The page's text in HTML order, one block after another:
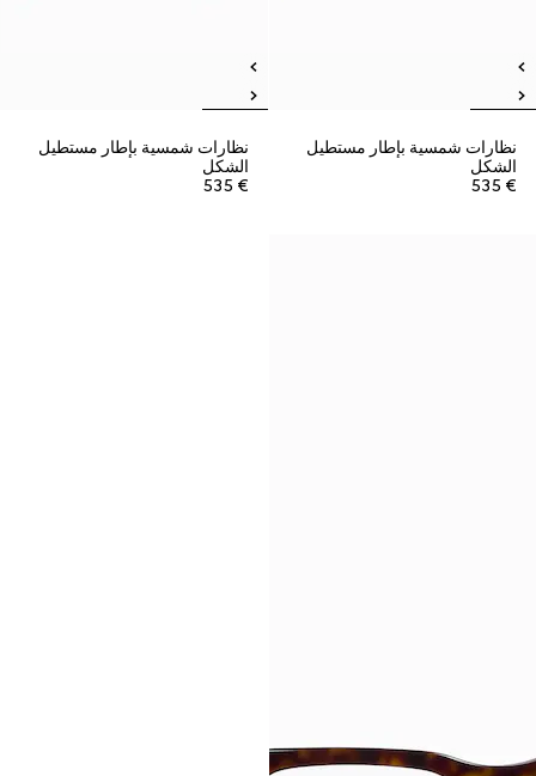
نظارات شمسية بإطار مستطيل
الشكل
€ 535
نظارات شمسية بإطار مستطيل
الشكل
€ 535